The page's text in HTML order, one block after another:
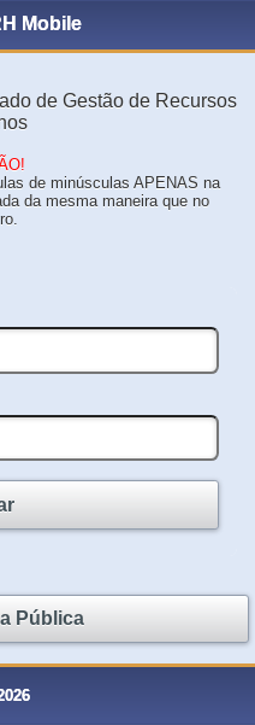
Mobile
de Gestão de Recursos
de minúsculas APENAS na
da mesma maneira que no
Pública